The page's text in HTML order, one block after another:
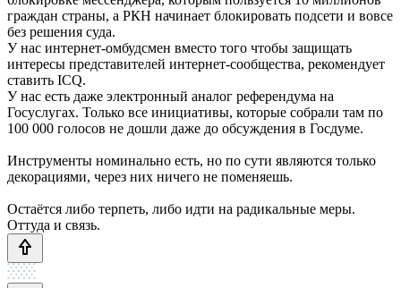
граждан страны, а РКН начинает блокировать подсети и вовсе
без решения суда.
У нас интернет-омбудсмен вместо того чтобы защищать
интересы представителей интернет-сообщества, рекомендует
ставить ICQ.
У нас есть даже электронный аналог референдума на
Госуслугах. Только все инициативы, которые собрали там по
100 000 голосов не дошли даже до обсуждения в Госдуме.
Инструменты номинально есть, но по сути являются только
декорациями, через них ничего не поменяешь.
Остаётся либо терпеть, либо идти на радикальные меры.
Оттуда и связь.